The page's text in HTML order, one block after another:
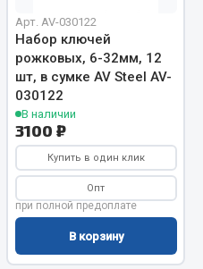
Арт. AV-030122
Набор ключей
рожковых, 6-32мм, 12
шт, в сумке AV Steel AV-
030122
В наличии
3100 ₽
Купить в один клик
Опт
при полной предоплате
В корзину